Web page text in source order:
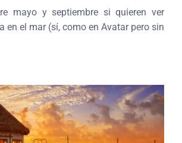
mayo y septiembre si quieren ver
en el mar (sí, como en Avatar pero sin